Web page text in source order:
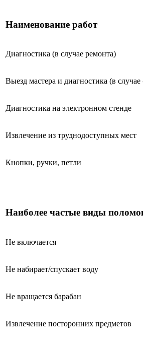
Наименование работ
Диагностика (в случае ремонта)
Выезд мастера и диагностика (в случае
Диагностика на электронном стенде
Извлечение из труднодоступных мест
Кнопки, ручки, петли
Наиболее частые виды
Не включается
Не набирает/спускает воду
Не вращается барабан
Извлечение посторонних предметов